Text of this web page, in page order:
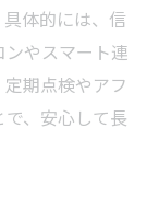
シャッター
・防災対策
すシャッ
体的には、信
やスマート連
期点検やアフ
、安心して長